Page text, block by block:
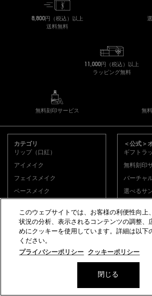
8,800円（税込）以上
送料無料
11,000円（税込）以上
ラッピング無料
無料刻印サービス 無
カテゴリ
リップ（口紅）
アイメイク
フェイスメイク
ベースメイク
フレグランス（香水）
ギフト
限定品
＜公式＞
ギフトラ
無料刻印
バーチャ
選べるサ
このウェブサイトでは、お客様の利便性向上
状況の分析、表示されるコンテンツの調整、
めにクッキーを使用しています。詳細は以下
ください。
プライバシーポリシー
クッキーポリシー
閉じる